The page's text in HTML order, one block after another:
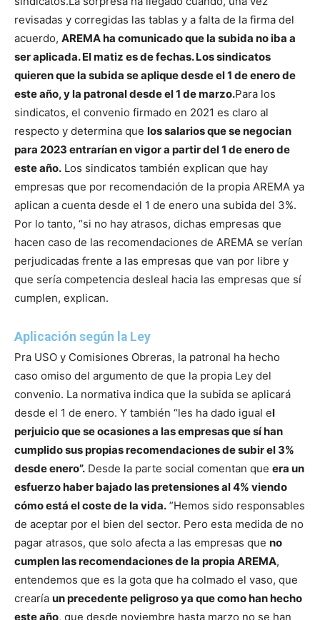
revisadas y corregidas las tablas y a falta de la firma del
acuerdo, AREMA ha comunicado que la subida no iba a
ser aplicada. El matiz es de fechas. Los sindicatos
quieren que la subida se aplique desde el 1 de enero de
este año, y la patronal desde el 1 de marzo.Para los
sindicatos, el convenio firmado en 2021 es claro al
respecto y determina que los salarios que se negocian
para 2023 entrarían en vigor a partir del 1 de enero de
este año. Los sindicatos también explican que hay
empresas que por recomendación de la propia AREMA ya
aplican a cuenta desde el 1 de enero una subida del 3%.
Por lo tanto, “si no hay atrasos, dichas empresas que
hacen caso de las recomendaciones de AREMA se verían
perjudicadas frente a las empresas que van por libre y
que sería competencia desleal hacia las empresas que sí
cumplen, explican.
Aplicación según la Ley
Pra USO y Comisiones Obreras, la patronal ha hecho
caso omiso del argumento de que la propia Ley del
convenio. La normativa indica que la subida se aplicará
desde el 1 de enero. Y también “les ha dado igual el
perjuicio que se ocasiones a las empresas que sí han
cumplido sus propias recomendaciones de subir el 3%
desde enero”. Desde la parte social comentan que era un
esfuerzo haber bajado las pretensiones al 4% viendo
cómo está el coste de la vida. ”Hemos sido responsables
de aceptar por el bien del sector. Pero esta medida de no
pagar atrasos, que solo afecta a las empresas que no
cumplen las recomendaciones de la propia AREMA,
entendemos que es la gota que ha colmado el vaso, que
crearía un precedente peligroso ya que como han hecho
este año, que desde noviembre hasta marzo no se han